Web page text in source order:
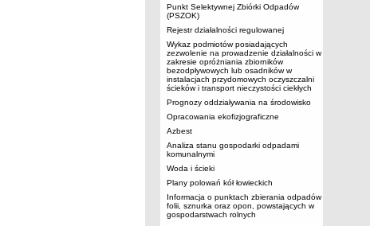
Punkt Selektywnej Zbiórki Odpadów
(PSZOK)
Rejestr działalności regulowanej
Wykaz podmiotów posiadających
zezwolenie na prowadzenie działalności w
zakresie opróżniania zbiorników
bezodpływowych lub osadników w
instalacjach przydomowych oczyszczalni
ścieków i transport nieczystości ciekłych
Prognozy oddziaływania na środowisko
Opracowania ekofizjograficzne
Azbest
Analiza stanu gospodarki odpadami
komunalnymi
Woda i ścieki
Plany polowań kół łowieckich
Informacja o punktach zbierania odpadów
folii, sznurka oraz opon, powstających w
gospodarstwach rolnych